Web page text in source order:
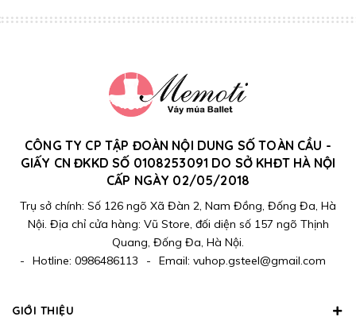
CÔNG TY CP TẬP ĐOÀN NỘI DUNG SỐ TOÀN CẦU -
GIẤY CN ĐKKD SỐ 0108253091 DO SỞ KHĐT HÀ NỘI
CẤP NGÀY 02/05/2018
Trụ sở chính: Số 126 ngõ Xã Đàn 2, Nam Đồng, Đống Đa, Hà
Nội. Địa chỉ cửa hàng: Vũ Store, đối diện số 157 ngõ Thịnh
Quang, Đống Đa, Hà Nội.
-
Hotline: 0986486113 - Email: vuhop.gsteel@gmail.com
GIỚI THIỆU